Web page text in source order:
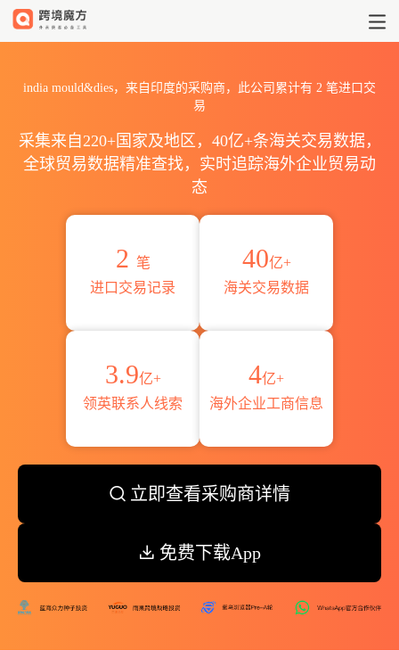
india mould&dies，来自印度的采购商，此公司累计有 2 笔进口交
易
采集来自220+国家及地区，40亿+条海关交易数据，
全球贸易数据精准查找，实时追踪海外企业贸易动
态
2 笔
进口交易记录
40亿+
海关交易数据
3.9亿+
领英联系人线索
4亿+
海外企业工商信息
立即查看采购商详情
免费下载App